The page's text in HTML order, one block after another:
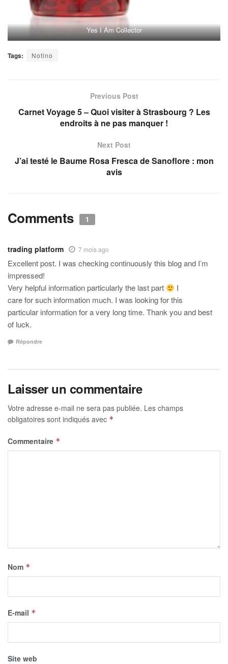
Yes I Am Collector
Tags: Notino
Previous Post
Carnet Voyage 5 – Quoi visiter à Strasbourg ? Les
endroits à ne pas manquer !
Next Post
J’ai testé le Baume Rosa Fresca de Sanoflore : mon
avis
Comments 1
trading platform 7 mois ago
Excellent post. I was checking continuously this blog and I’m
impressed!
Very helpful information particularly the last part
I
care for such information much. I was looking for this
particular information for a very long time. Thank you and best
of luck.
Répondre
Laisser un commentaire
Votre adresse e-mail ne sera pas publiée. Les champs
obligatoires sont indiqués avec *
Commentaire *
Nom *
E-mail *
Site web